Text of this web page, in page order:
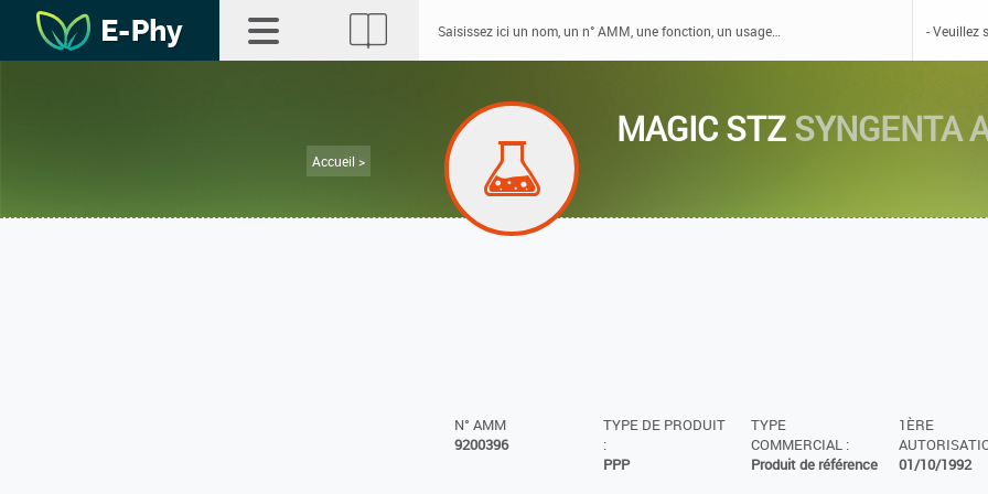
Accueil >
MAGIC STZSYNGENTA
N° AMM
9200396
TYPE DE PRODUIT
:
PPP
TYPE
COMMERCIAL :
Produit de référence
1ÈRE
01/10/1992